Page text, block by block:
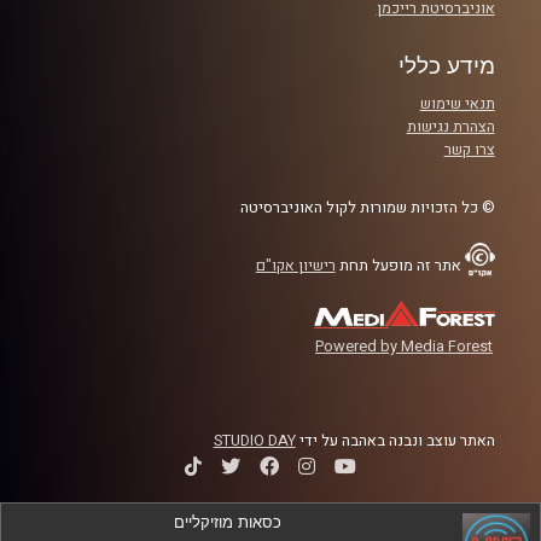
אוניברסיטת רייכמן
מידע כללי
תנאי שימוש
הצהרת נגישות
צרו קשר
© כל הזכויות שמורות לקול האוניברסיטה
אתר זה מופעל תחת רישיון אקו"ם
Powered by Media Forest
האתר עוצב ונבנה באהבה על ידיSTUDIO DAY
כסאות מוזיקליים